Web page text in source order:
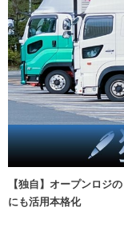
【独自】オープンロジ
にも活用本格化